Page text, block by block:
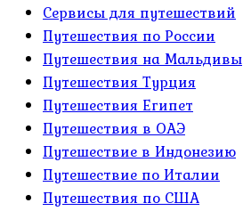
Сервисы для путешествий
Путешествия по России
Путешествия на Мальдивы
Путешествия Турция
Путешествия Египет
Путешествия в ОАЭ
Путешествие в Индонезию
Путешествие по Италии
Путешествия по США